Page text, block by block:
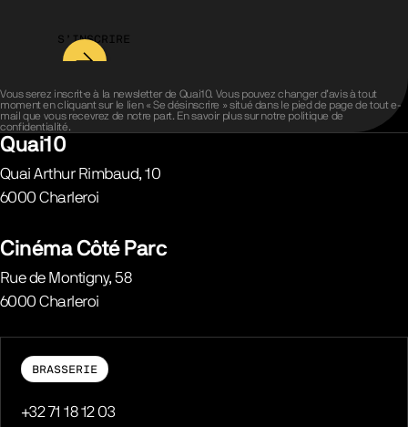
S’INSCRIRE
Vous serez inscrit·e à la newsletter de Quai10. Vous pouvez changer d’avis à tout
moment en cliquant sur le lien « Se désinscrire » situé dans le pied de page de tout e-
mail que vous recevrez de notre part. En savoir plus sur notre politique de
confidentialité.
Quai10
Quai Arthur Rimbaud, 10
6000 Charleroi
Cinéma Côté Parc
Rue de Montigny, 58
6000 Charleroi
BRASSERIE
Téléphone
+32 71 18 12 03